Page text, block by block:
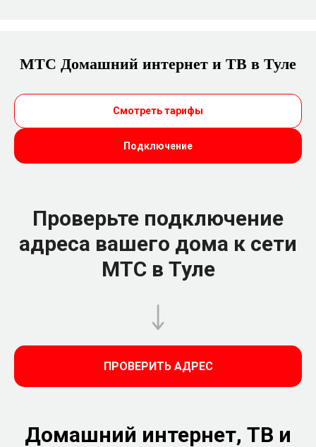
МТС Домашний интернет и ТВ в Туле
Смотреть тарифы
Подключение
Проверьте подключение
адреса вашего дома к сети
МТС в Туле
ПРОВЕРИТЬ АДРЕС
Домашний интернет, ТВ и